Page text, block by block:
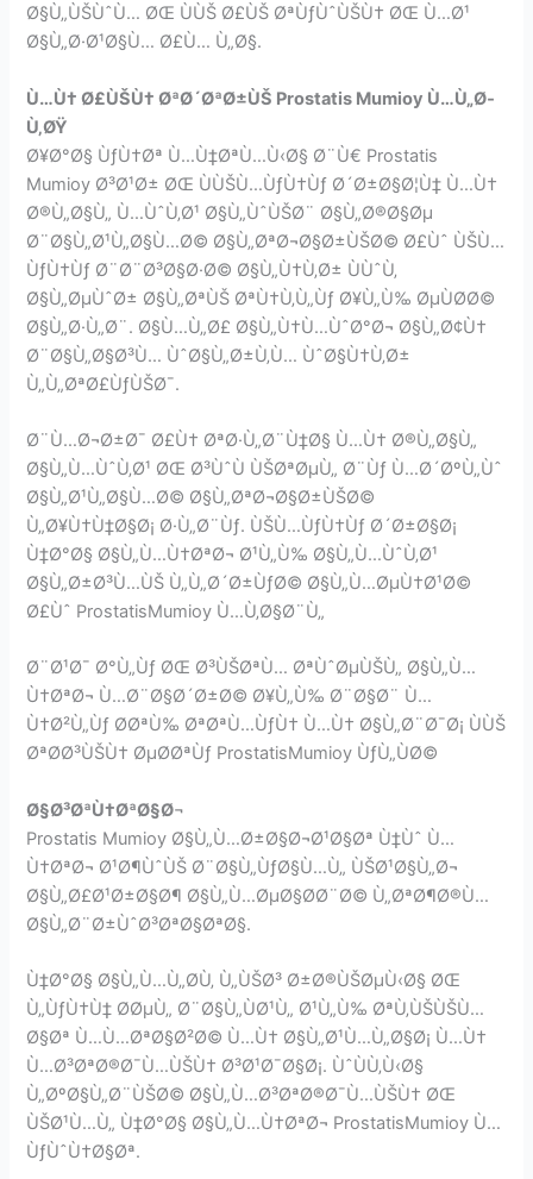
Ø§Ù„ÙŠÙˆÙ… ØŒ ÙÙŠ Ø£ÙŠ ØªÙƒÙˆÙŠÙ† ØŒ Ù…Ø¹
Ø§Ù„Ø·Ø¹Ø§Ù… Ø£Ù… Ù„Ø§.
Ù…Ù† Ø£ÙŠÙ† ØªØ´ØªØ±ÙŠ Prostatis Mumioy Ù…Ù„Ø­
Ù‚ØŸ
Ø¥Ø°Ø§ ÙƒÙ†Øª Ù…Ù‡ØªÙ…Ù‹Ø§ Ø¨Ù€ Prostatis
Mumioy Ø³Ø¹Ø± ØŒ ÙÙŠÙ…ÙƒÙ†Ùƒ Ø´Ø±Ø§Ø¦Ù‡ Ù…Ù†
Ø®Ù„Ø§Ù„ Ù…ÙˆÙ‚Ø¹ Ø§Ù„ÙˆÙŠØ¨ Ø§Ù„Ø®Ø§Øµ
Ø¨Ø§Ù„Ø¹Ù„Ø§Ù…Ø© Ø§Ù„ØªØ¬Ø§Ø±ÙŠØ© Ø£Ùˆ ÙŠÙ…
ÙƒÙ†Ùƒ Ø¨Ø¨Ø³Ø§Ø·Ø© Ø§Ù„Ù†Ù‚Ø± ÙÙˆÙ‚
Ø§Ù„ØµÙˆØ± Ø§Ù„ØªÙŠ ØªÙ†Ù‚Ù„Ùƒ Ø¥Ù„Ù‰ ØµÙØ­Ø©
Ø§Ù„Ø·Ù„Ø¨. Ø§Ù…Ù„Ø£ Ø§Ù„Ù†Ù…ÙˆØ°Ø¬ Ø§Ù„Ø¢Ù†
Ø¨Ø§Ù„Ø§Ø³Ù… ÙˆØ§Ù„Ø±Ù‚Ù… ÙˆØ§Ù†Ù‚Ø±
Ù„Ù„ØªØ£ÙƒÙŠØ¯.
Ø¨Ù…Ø¬Ø±Ø¯ Ø£Ù† ØªØ·Ù„Ø¨Ù‡Ø§ Ù…Ù† Ø®Ù„Ø§Ù„
Ø§Ù„Ù…ÙˆÙ‚Ø¹ ØŒ Ø³ÙˆÙ ÙŠØªØµÙ„ Ø¨Ùƒ Ù…Ø´ØºÙ„Ùˆ
Ø§Ù„Ø¹Ù„Ø§Ù…Ø© Ø§Ù„ØªØ¬Ø§Ø±ÙŠØ©
Ù„Ø¥Ù†Ù‡Ø§Ø¡ Ø·Ù„Ø¨Ùƒ. ÙŠÙ…ÙƒÙ†Ùƒ Ø´Ø±Ø§Ø¡
Ù‡Ø°Ø§ Ø§Ù„Ù…Ù†ØªØ¬ Ø¹Ù„Ù‰ Ø§Ù„Ù…ÙˆÙ‚Ø¹
Ø§Ù„Ø±Ø³Ù…ÙŠ Ù„Ù„Ø´Ø±ÙƒØ© Ø§Ù„Ù…ØµÙ†Ø¹Ø©
Ø£Ùˆ ProstatisMumioy Ù…Ù‚Ø§Ø¨Ù„
Ø¨Ø¹Ø¯ Ø°Ù„Ùƒ ØŒ Ø³ÙŠØªÙ… ØªÙˆØµÙŠÙ„ Ø§Ù„Ù…
Ù†ØªØ¬ Ù…Ø¨Ø§Ø´Ø±Ø© Ø¥Ù„Ù‰ Ø¨Ø§Ø¨ Ù…
Ù†Ø²Ù„Ùƒ Ø­ØªÙ‰ ØªØªÙ…ÙƒÙ† Ù…Ù† Ø§Ù„Ø¨Ø¯Ø¡ ÙÙŠ
ØªØ­Ø³ÙŠÙ† ØµØ­ØªÙƒ ProstatisMumioy ÙƒÙ„ÙØ©
Ø§Ø³ØªÙ†ØªØ§Ø¬
Prostatis Mumioy Ø§Ù„Ù…Ø±Ø§Ø¬Ø¹Ø§Øª Ù‡Ùˆ Ù…
Ù†ØªØ¬ Ø¹Ø¶ÙˆÙŠ Ø¨Ø§Ù„ÙƒØ§Ù…Ù„ ÙŠØ¹Ø§Ù„Ø¬
Ø§Ù„Ø£Ø¹Ø±Ø§Ø¶ Ø§Ù„Ù…ØµØ§Ø­Ø¨Ø© Ù„ØªØ¶Ø®Ù…
Ø§Ù„Ø¨Ø±ÙˆØ³ØªØ§ØªØ§.
Ù‡Ø°Ø§ Ø§Ù„Ù…Ù„Ø­Ù‚ Ù„ÙŠØ³ Ø±Ø®ÙŠØµÙ‹Ø§ ØŒ
Ù„ÙƒÙ†Ù‡ Ø­ØµÙ„ Ø¨Ø§Ù„ÙØ¹Ù„ Ø¹Ù„Ù‰ ØªÙ‚ÙŠÙŠÙ…
Ø§Øª Ù…Ù…ØªØ§Ø²Ø© Ù…Ù† Ø§Ù„Ø¹Ù…Ù„Ø§Ø¡ Ù…Ù†
Ù…Ø³ØªØ®Ø¯Ù…ÙŠÙ† Ø³Ø¹Ø¯Ø§Ø¡. ÙˆÙÙ‚Ù‹Ø§
Ù„ØºØ§Ù„Ø¨ÙŠØ© Ø§Ù„Ù…Ø³ØªØ®Ø¯Ù…ÙŠÙ† ØŒ
ÙŠØ¹Ù…Ù„ Ù‡Ø°Ø§ Ø§Ù„Ù…Ù†ØªØ¬ ProstatisMumioy Ù…
ÙƒÙˆÙ†Ø§Øª.